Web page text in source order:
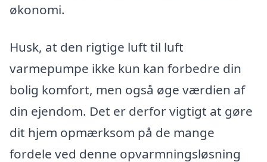
økonomi.
Husk, at den rigtige luft til luft
varmepumpe ikke kun kan forbedre din
bolig komfort, men også øge værdien af
din ejendom. Det er derfor vigtigt at gøre
dit hjem opmærksom på de mange
fordele ved denne opvarmningsløsning